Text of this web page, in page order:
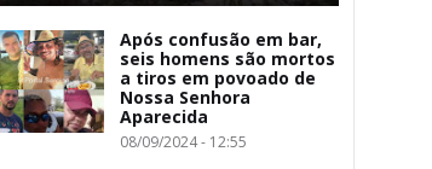
Após confusão em bar,
seis homens são mortos
a tiros em povoado de
Nossa Senhora
Aparecida
08/09/2024 - 12:55